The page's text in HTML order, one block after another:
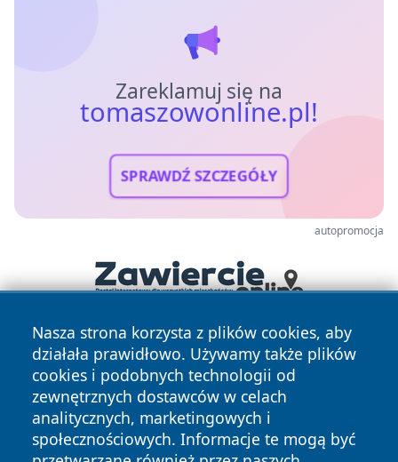
Zareklamuj się na
tomaszowonline.pl!
SPRAWDŹ SZCZEGÓŁY
autopromocja
Nasza strona korzysta z plików cookies, aby
działała prawidłowo. Używamy także plików
cookies i podobnych technologii od
zewnętrznych dostawców w celach
analitycznych, marketingowych i
społecznościowych. Informacje te mogą być
Copyright © 2026 tomaszowonline.pl Wszystkie prawa